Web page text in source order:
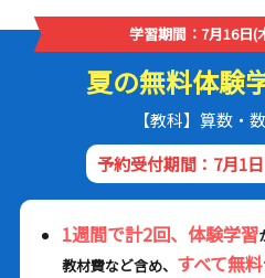
学習期間：7月16日(
夏の無料体験
【教科】算数・
予約受付期間：7月1
1週間で計2回、体験学習
教材費など含め、 すべて無料